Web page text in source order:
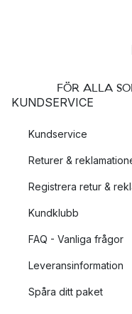
FÖR ALLA
KUNDSERVICE
Kundservice
Returer &
Registrera retur &
Kundklubb
FAQ - Vanliga frågor
Leveransinformation
Spåra ditt paket